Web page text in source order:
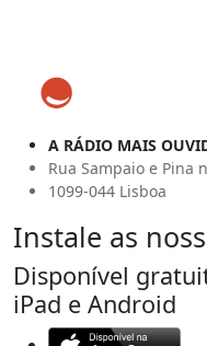
A RÁDIO MAIS
Rua Sampaio e Pina
1099-044 Lisboa
Instale as
Disponível
iPad e Android